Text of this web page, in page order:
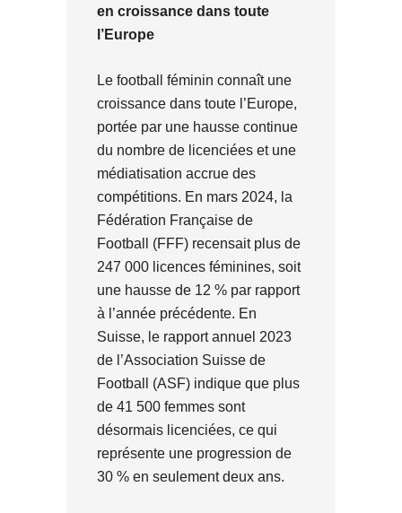
en croissance dans toute
l’Europe
Le football féminin connaît une
croissance dans toute l’Europe,
portée par une hausse continue
du nombre de licenciées et une
médiatisation accrue des
compétitions. En mars 2024, la
Fédération Française de
Football (FFF) recensait plus de
247 000 licences féminines, soit
une hausse de 12 % par rapport
à l’année précédente. En
Suisse, le rapport annuel 2023
de l’Association Suisse de
Football (ASF) indique que plus
de 41 500 femmes sont
désormais licenciées, ce qui
représente une progression de
30 % en seulement deux ans.